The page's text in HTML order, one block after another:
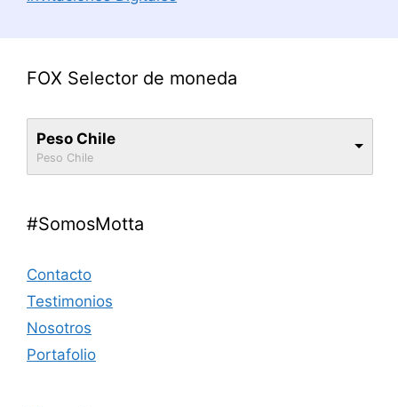
FOX Selector de moneda
Peso Chile
Peso Chile
#SomosMotta
Contacto
Testimonios
Nosotros
Portafolio